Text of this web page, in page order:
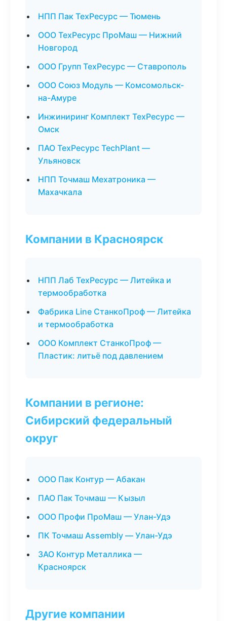
НПП Пак ТехРесурс — Тюмень
ООО ТехРесурс ПроМаш — Нижний
Новгород
ООО Групп ТехРесурс — Ставрополь
ООО Союз Модуль — Комсомольск-
на-Амуре
Инжиниринг Комплект ТехРесурс —
Омск
ПАО ТехРесурс TechPlant —
Ульяновск
НПП Точмаш Мехатроника —
Махачкала
Компании в Красноярск
НПП Лаб ТехРесурс — Литейка и
термообработка
Фабрика Line СтанкоПроф — Литейка
и термообработка
ООО Комплект СтанкоПроф —
Пластик: литьё под давлением
Компании в регионе:
Сибирский федеральный
округ
ООО Пак Контур — Абакан
ПАО Пак Точмаш — Кызыл
ООО Профи ПроМаш — Улан-Удэ
ПК Точмаш Assembly — Улан-Удэ
ЗАО Контур Металлика —
Красноярск
Другие компании